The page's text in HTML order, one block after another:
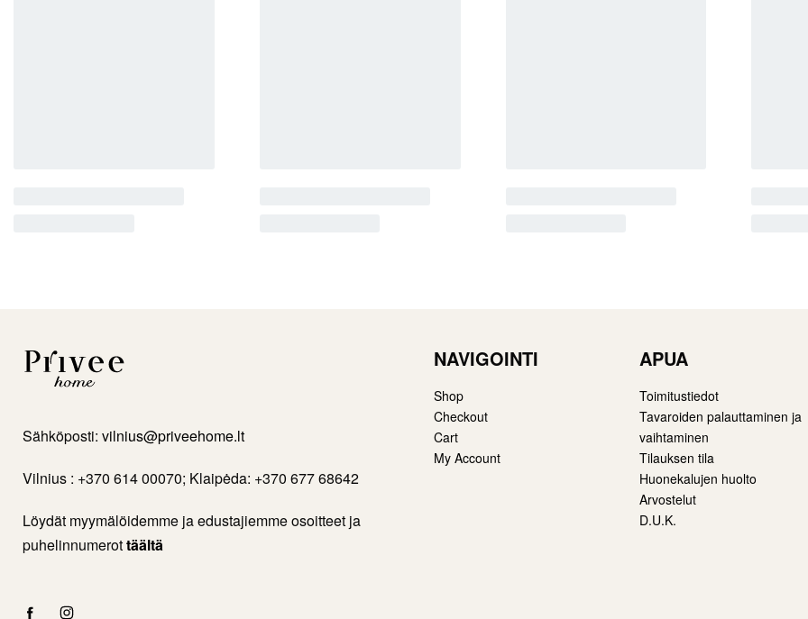
Sähköposti: vilnius@priveehome.lt
Vilnius : +370 614 00070; Klaipėda: +370 677 68642
Löydät myymälöidemme ja edustajiemme osoitteet ja
puhelinnumerottäältä
NAVIGOINTI
Shop
Checkout
Cart
My Account
APUA
Toimitustiedot
Tavaroiden palauttaminen ja
vaihtaminen
Tilauksen tila
Huonekalujen huolto
Arvostelut
D.U.K.